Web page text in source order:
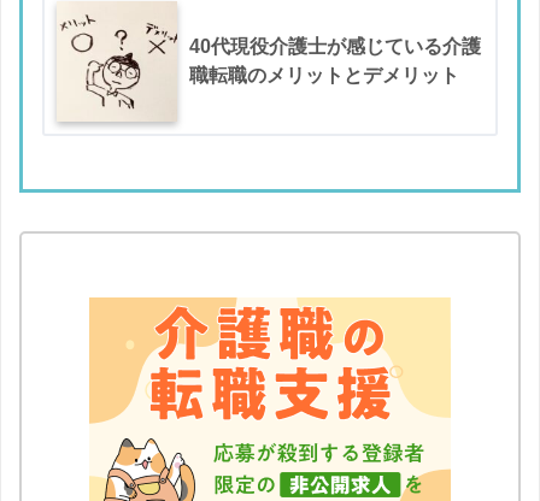
40代現役介護士が感じている介護
職転職のメリットとデメリット